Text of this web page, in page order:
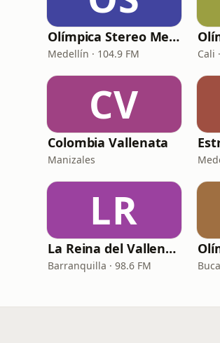
Olímpica Stereo Medellín
Medellín · 104.9 FM Cali
CV
Colombia Vallenata
Manizales
LR
La Reina del Vallenato
Barranquilla · 98.6 FM